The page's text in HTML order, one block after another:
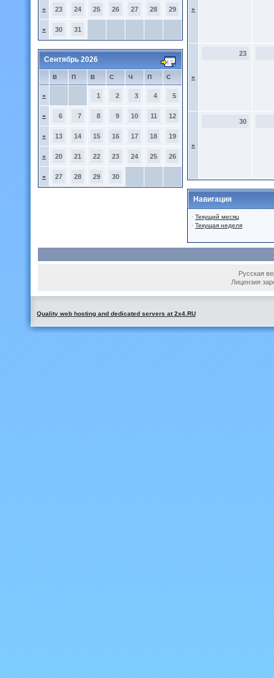
» 23 24 25 26 27 28 29
» 30 31
Сентябрь 2026
В П В С Ч П С
» 1 2 3 4 5
» 6 7 8 9 10 11 12
» 13 14 15 16 17 18 19
» 20 21 22 23 24 25 26
» 27 28 29 30
»
»
23
»
30
Навигация
· Текущий месяц
· Текущая неделя
Русская
Лицензия
Quality web hosting and dedicated servers at 2x4.RU